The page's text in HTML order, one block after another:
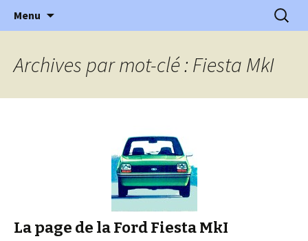
l'Automobile Ancienne
l'automobile ancienne : articles, historiques
…
Menu
Archives par mot-clé : Fiesta MkI
La page de la Ford Fiesta MkI